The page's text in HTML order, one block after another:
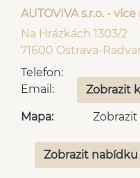
AUTOVIVA s.r.o. -
Na Hrázkách 1303/2
71600 Ostrava-
Telefon:
Email:
Zobrazit
Mapa:
Zobrazit